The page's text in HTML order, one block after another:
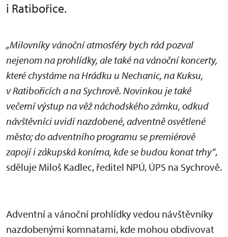
i Ratibořice.
„Milovníky vánoční atmosféry bych rád pozval
nejenom na prohlídky, ale také na vánoční koncerty,
které chystáme na Hrádku u Nechanic, na Kuksu,
v Ratibořicích a na Sychrově. Novinkou je také
večerní výstup na věž náchodského zámku, odkud
návštěvníci uvidí nazdobené, adventně osvětlené
město; do adventního programu se premiérově
zapojí i zákupská konírna, kde se budou konat trhy“,
sděluje Miloš Kadlec, ředitel NPÚ, ÚPS na Sychrově.
Adventní a vánoční prohlídky vedou návštěvníky
nazdobenými komnatami, kde mohou obdivovat